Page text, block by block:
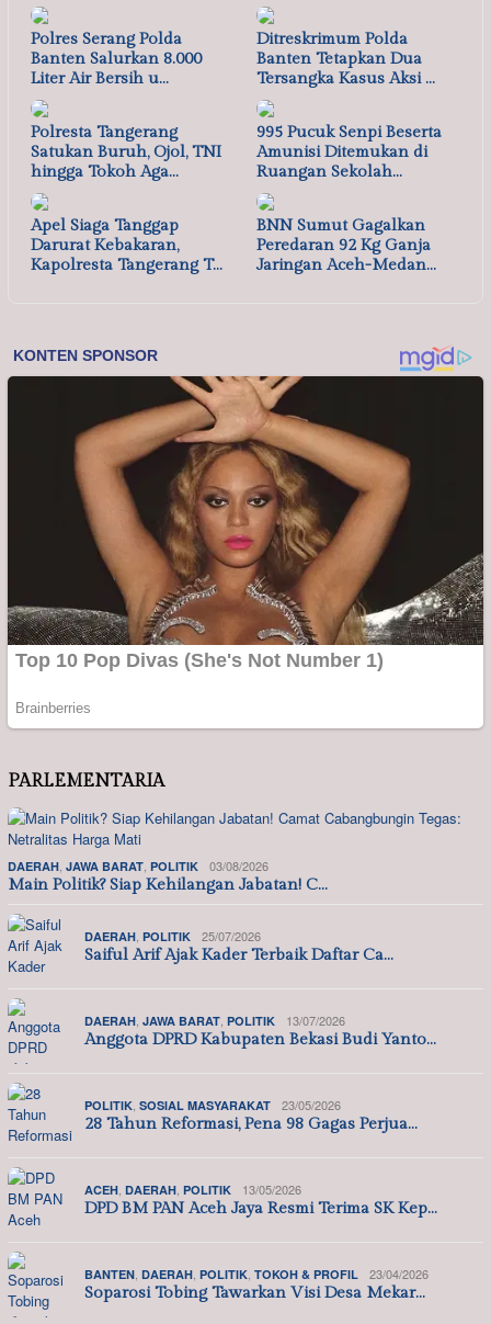
Polres Serang Polda
Banten Salurkan 8.000
Liter Air Bersih u…
Ditreskrimum Polda
Banten Tetapkan Dua
Tersangka Kasus Aksi …
Polresta Tangerang
Satukan Buruh, Ojol, TNI
hingga Tokoh Aga…
995 Pucuk Senpi Beserta
Amunisi Ditemukan di
Ruangan Sekolah…
Apel Siaga Tanggap
Darurat Kebakaran,
Kapolresta Tangerang T…
BNN Sumut Gagalkan
Peredaran 92 Kg Ganja
Jaringan Aceh-Medan…
PARLEMENTARIA
DAERAH JAWA BARAT POLITIK 03/08/2026
Main Politik? Siap Kehilangan Jabatan! C…
DAERAH POLITIK 25/07/2026
Saiful Arif Ajak Kader Terbaik Daftar Ca…
DAERAH JAWA BARAT POLITIK 13/07/2026
Anggota DPRD Kabupaten Bekasi Budi Yanto…
POLITIK SOSIAL MASYARAKAT 23/05/2026
28 Tahun Reformasi, Pena 98 Gagas Perjua…
ACEH DAERAH POLITIK 13/05/2026
DPD BM PAN Aceh Jaya Resmi Terima SK Kep…
BANTEN DAERAH POLITIK TOKOH & PROFIL 23/04/2026
Soparosi Tobing Tawarkan Visi Desa Mekar…